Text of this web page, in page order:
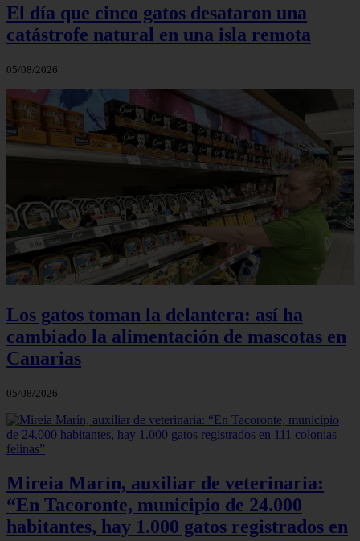
El día que cinco gatos desataron una
catástrofe natural en una isla remota
05/08/2026
Los gatos toman la delantera: así ha
cambiado la alimentación de mascotas en
Canarias
05/08/2026
Mireia Marín, auxiliar de veterinaria:
“En Tacoronte, municipio de 24.000
habitantes, hay 1.000 gatos registrados en